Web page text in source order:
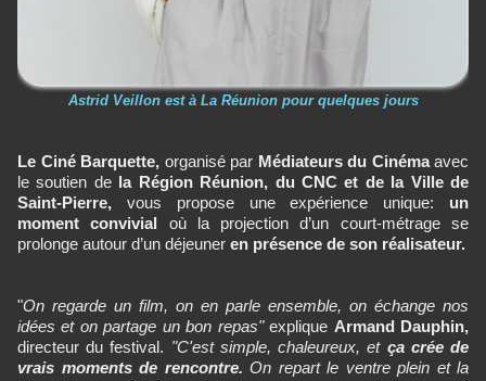
Astrid Veillon est à La Réunion pour quelques jours
Le Ciné Barquette, organisé par Médiateurs du Cinémaavec
le soutien de la Région Réunion, du CNC et de la Ville de
Saint-Pierre, vous propose une expérience unique: un
moment convivial où la projection d’un court-métrage se
prolonge autour d’un déjeuner en présence de son réalisateur.
"On regarde un film, on en parle ensemble, on échange nos
idées et on partage un bon repas"explique Armand Dauphin,
directeur du festival. "C'est simple, chaleureux, et ça crée de
vrais moments de rencontre. On repart le ventre plein et la